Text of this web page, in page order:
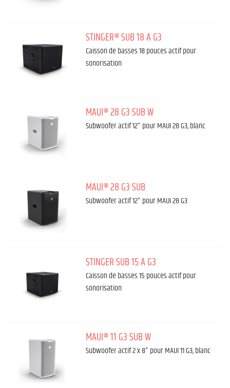
STINGER® SUB 18 A G3
Caisson de basses 18 pouces actif pour
sonorisation
MAUI® 28 G3 SUB W
Subwoofer actif 12" pour MAUI 28 G3, blanc
MAUI® 28 G3 SUB
Subwoofer actif 12" pour MAUI 28 G3
STINGER SUB 15 A G3
Caisson de basses 15 pouces actif pour
sonorisation
MAUI® 11 G3 SUB W
Subwoofer actif 2 x 8" pour MAUI 11 G3, blanc